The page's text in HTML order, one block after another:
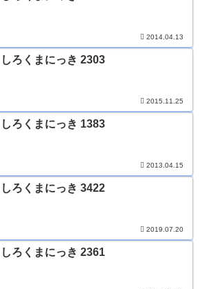
2014.04.13
しろくまにっき 2303
2015.11.25
しろくまにっき 1383
2013.04.15
しろくまにっき 3422
2019.07.20
しろくまにっき 2361